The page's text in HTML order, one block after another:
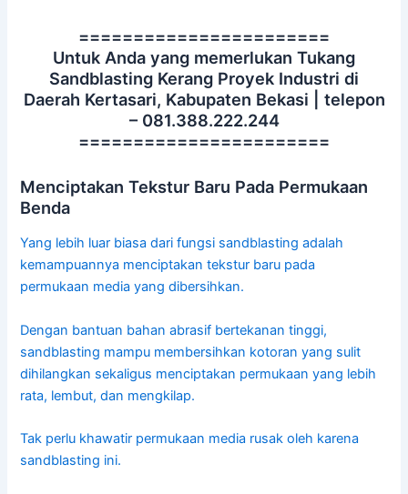
=======================
Untuk Anda yang memerlukan Tukang
Sandblasting Kerang Proyek Industri di
Daerah Kertasari, Kabupaten Bekasi | telepon
– 081.388.222.244
=======================
Menciptakan Tekstur Baru Pada Permukaan
Benda
Yang lebih luar biasa dari fungsi sandblasting adalah
kemampuannya menciptakan tekstur baru pada
permukaan media yang dibersihkan.
Dengan bantuan bahan abrasif bertekanan tinggi,
sandblasting mampu membersihkan kotoran yang sulit
dihilangkan sekaligus menciptakan permukaan yang lebih
rata, lembut, dan mengkilap.
Tak perlu khawatir permukaan media rusak oleh karena
sandblasting ini.